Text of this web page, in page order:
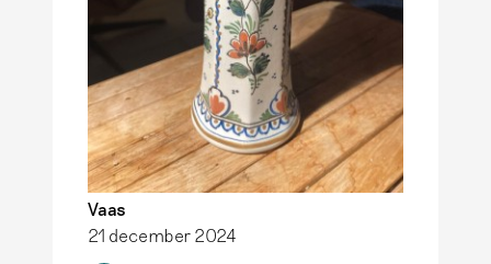
Vaas
21 december 2024